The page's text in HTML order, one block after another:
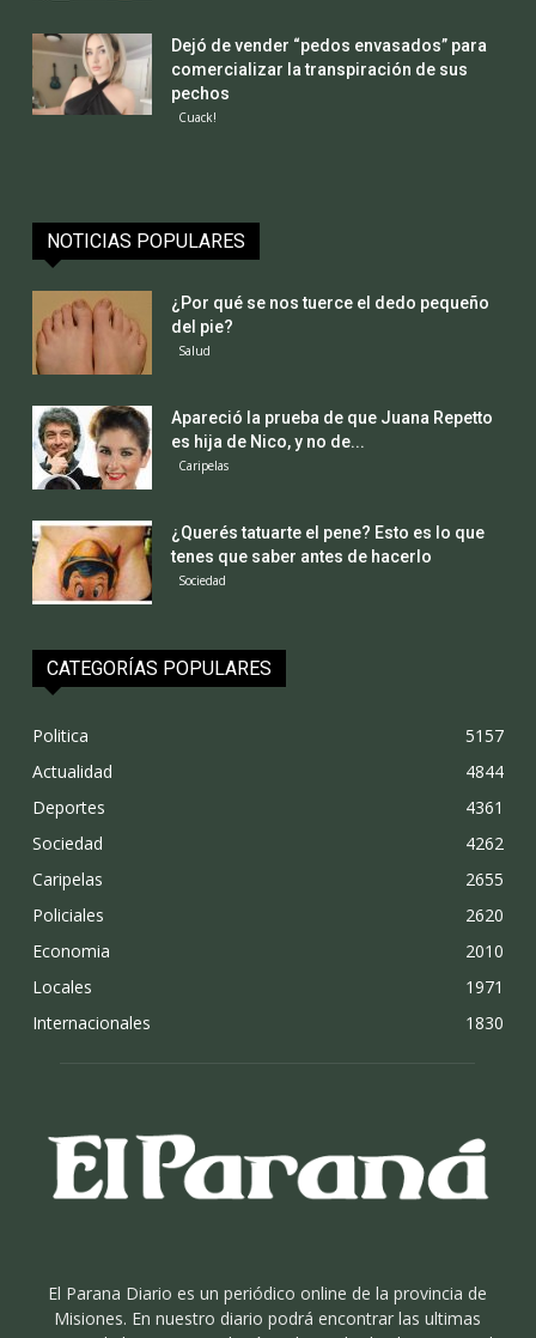
Dejó de vender “pedos envasados” para
comercializar la transpiración de sus
pechos
Cuack!
NOTICIAS POPULARES
¿Por qué se nos tuerce el dedo pequeño
del pie?
Salud
Apareció la prueba de que Juana Repetto
es hija de Nico, y no de...
Caripelas
¿Querés tatuarte el pene? Esto es lo que
tenes que saber antes de hacerlo
Sociedad
CATEGORÍAS POPULARES
Politica
5157
Actualidad
4844
Deportes
4361
Sociedad
4262
Caripelas
2655
Policiales
2620
Economia
2010
Locales
1971
Internacionales
1830
El Parana Diario es un periódico online de la provincia de
Misiones. En nuestro diario podrá encontrar las ultimas